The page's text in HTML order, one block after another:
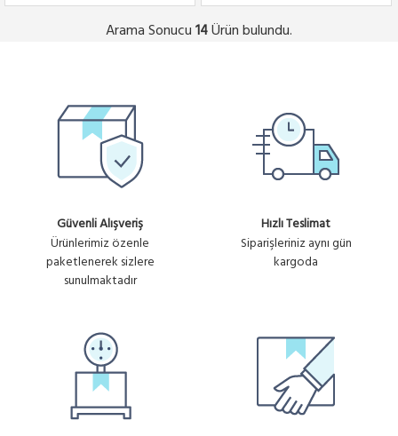
Arama Sonucu 14Ürün bulundu.
Güvenli Alışveriş
Ürünlerimiz özenle
paketlenerek sizlere
sunulmaktadır
Hızlı Teslimat
Siparişleriniz aynı gün
kargoda